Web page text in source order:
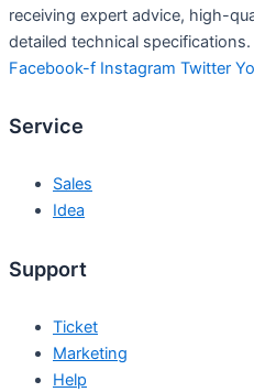
receiving expert advice, high-
detailed technical specifications.
Facebook-f Instagram Twitter
Service
Sales
Idea
Support
Ticket
Marketing
Help